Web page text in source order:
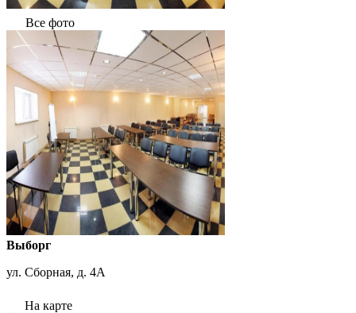
Все фото
Выборг
ул. Сборная, д. 4А
На карте